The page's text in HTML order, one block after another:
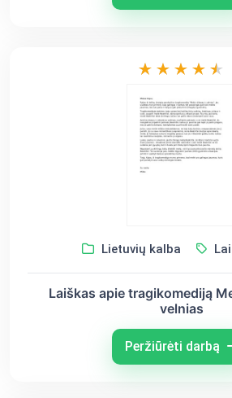
Lietuvių kalba
Laiškas apie tragikomediją
velnias
Peržiūrėti darbą